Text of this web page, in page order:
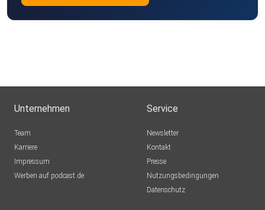
Unternehmen
Team
Karriere
Impressum
Werben auf podcast.de
Service
Newsletter
Kontakt
Presse
Nutzungsbedingungen
Datenschutz